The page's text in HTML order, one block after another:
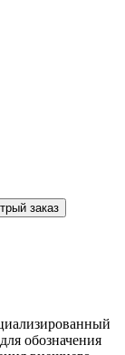
заказ
обозначения